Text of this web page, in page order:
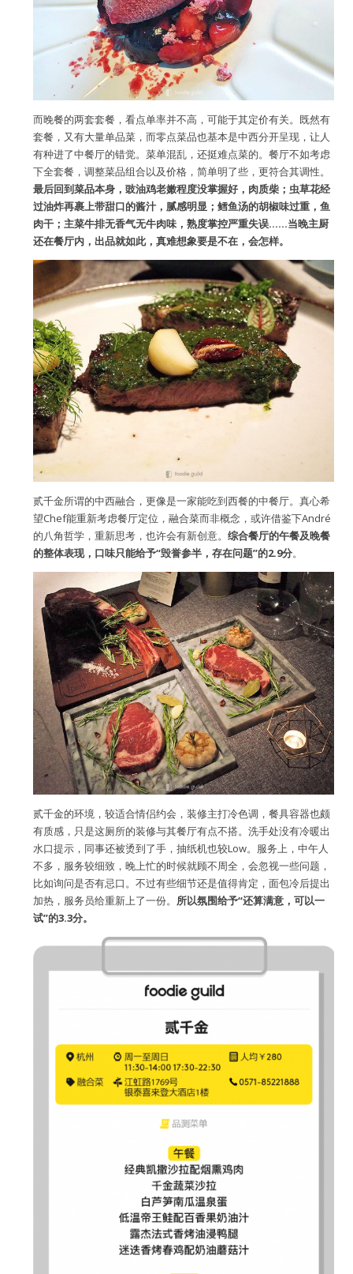
而晚餐的两套套餐，看点单率并不高，可能于其定价有关。既然有
套餐，又有大量单品菜，而零点菜品也基本是中西分开呈现，让人
有种进了中餐厅的错觉。菜单混乱，还挺难点菜的。餐厅不如考虑
下全套餐，调整菜品组合以及价格，简单明了些，更符合其调性。
最后回到菜品本身，豉油鸡老嫩程度没掌握好，肉质柴；虫草花经
过油炸再裹上带甜口的酱汁，腻感明显；鳕鱼汤的胡椒味过重，鱼
肉干；主菜牛排无香气无牛肉味，熟度掌控严重失误……当晚主厨
还在餐厅内，出品就如此，真难想象要是不在，会怎样。
贰千金所谓的中西融合，更像是一家能吃到西餐的中餐厅。真心希
望Chef能重新考虑餐厅定位，融合菜而非概念，或许借鉴下André
的八角哲学，重新思考，也许会有新创意。 综合餐厅的午餐及晚餐
的整体表现，口味只能给予“毁誉参半，存在问题”的2.9分。
贰千金的环境，较适合情侣约会，装修主打冷色调，餐具容器也颇
有质感，只是这厕所的装修与其餐厅有点不搭。洗手处没有冷暖出
水口提示，同事还被烫到了手，抽纸机也较Low。服务上，中午人
不多，服务较细致，晚上忙的时候就顾不周全，会忽视一些问题，
比如询问是否有忌口。不过有些细节还是值得肯定，面包冷后提出
加热，服务员给重新上了一份。 所以氛围给予“还算满意，可以一
试”的3.3分。